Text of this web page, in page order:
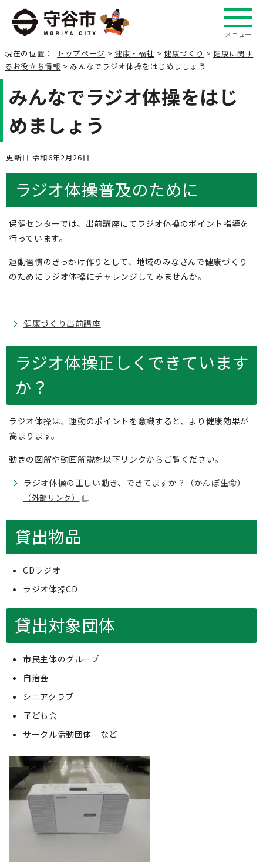
メニュー
現在の位置： トップページ > 健康・福祉 >健康づくり >健康に関す
るお役立ち情報 > みんなでラジオ体操をはじめましょう
みんなでラジオ体操をはじ
めましょう
更新日 令和6年2月26日
ラジオ体操普及のために
保健センターでは、出前講座にてラジオ体操のポイント指導を
行っています。
運動習慣のきっかけ作りとして、地域のみなさんで健康づくり
のためにラジオ体操にチャレンジしてみませんか。
健康づくり出前講座
ラジオ体操正しくできています
か？
ラジオ体操は、運動のポイントを意識すると、より健康効果が
高まります。
動きの図解や動画解説を以下リンクからご覧ください。
ラジオ体操の正しい動き、できてますか？（かんぽ生命）
（外部リンク）
貸出物品
CDラジオ
ラジオ体操CD
貸出対象団体
市民主体のグループ
自治会
シニアクラブ
子ども会
サークル活動団体 など